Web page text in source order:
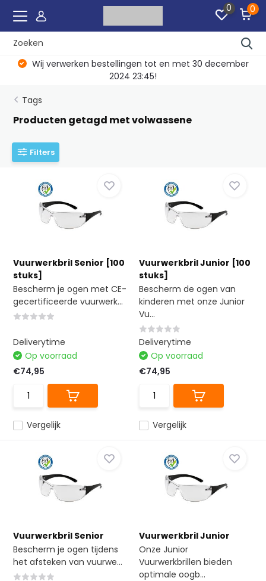
0 0
Wij verwerken bestellingen tot en met 30 december
2024 23:45!
Tags
Producten getagd met volwassene
Filters
Vuurwerkbril Senior [100
stuks]
Bescherm je ogen met CE-
gecertificeerde vuurwerk...
Vergelijk
Deliverytime
Op voorraad
€74,95
Vuurwerkbril Junior [100
stuks]
Bescherm de ogen van
kinderen met onze Junior
Vu...
Vergelijk
Deliverytime
Op voorraad
€74,95
Vuurwerkbril Senior
Bescherm je ogen tijdens
het afsteken van vuurwe...
Vuurwerkbril Junior
Onze Junior
Vuurwerkbrillen bieden
optimale oogb...